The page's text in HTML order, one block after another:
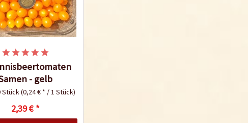
- gelb
Stück(0,24 € * / 1 Stück)
2,39 € *